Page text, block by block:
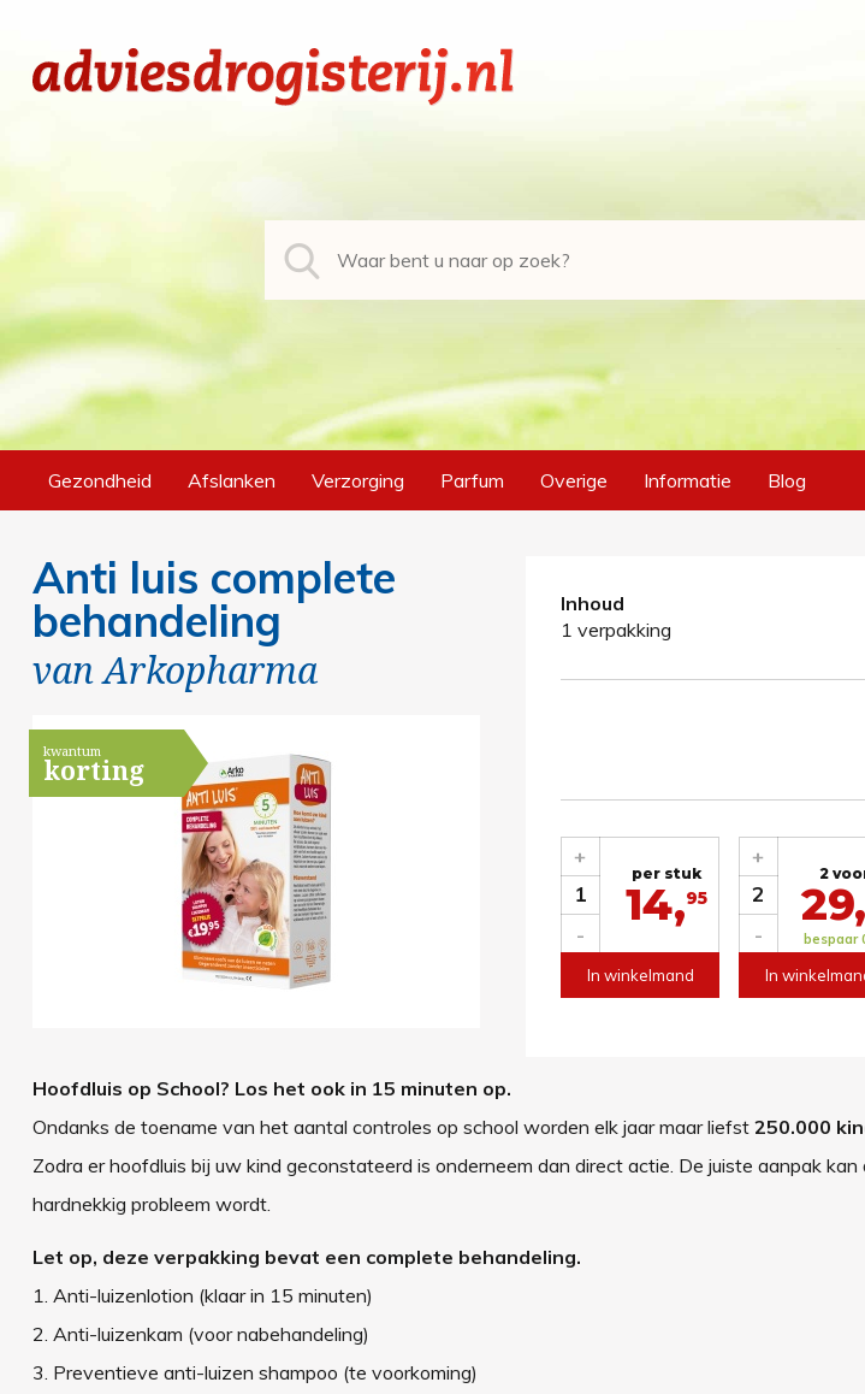
Gezondheid Afslanken Verzorging Parfum Overige Informatie Blog
Anti luis complete
behandeling
vanArkopharma
kwantum
korting
Inhoud
1 verpakking
1
-
+
per stuk
14,95
In winkelmand
2
-
+
2
29,
bespaar
In
Hoofdluis op School? Los het ook in 15 minuten op.
Ondanks de toename van het aantal controles op school worden elk jaar maar liefst 250.000
Zodra er hoofdluis bij uw kind geconstateerd is onderneem dan direct actie. De juiste aanpak
hardnekkig probleem wordt.
Let op, deze verpakking bevat een complete behandeling.
1. Anti-luizenlotion (klaar in 15 minuten)
2. Anti-luizenkam (voor nabehandeling)
3. Preventieve anti-luizen shampoo (te voorkoming)